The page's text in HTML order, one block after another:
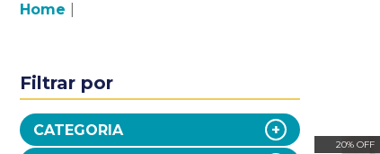
Home
Filtrar por
CATEGORIA
20% OFF